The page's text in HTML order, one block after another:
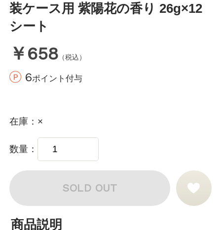
装ケース用 紫陽花の香り 26g×12
シート
￥658 （税込）
6ポイント付与
在庫 ×
数量
SOLD OUT
商品説明